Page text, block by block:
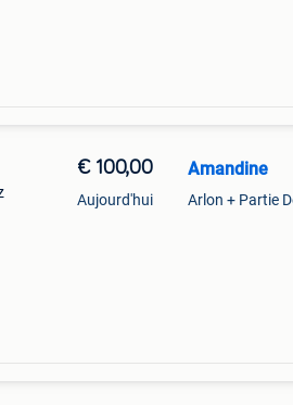
€ 100,00
Aujourd'hui
Amandine